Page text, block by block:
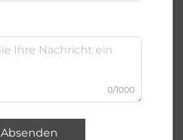
0/1000
Absenden